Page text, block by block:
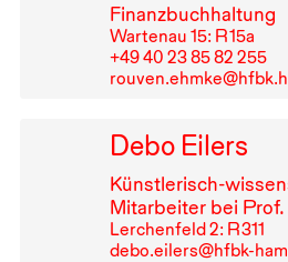
Finanzbuchhaltung
Wartenau 15: R⁠ ⁠15a
+49⁠ ⁠40⁠ ⁠23⁠ ⁠85⁠ ⁠82⁠ ⁠255
Debo Eilers
Künstlerisch-
Mitarbeiter bei
Lerchenfeld 2: R⁠ ⁠311
debo.eilers@hfbk-